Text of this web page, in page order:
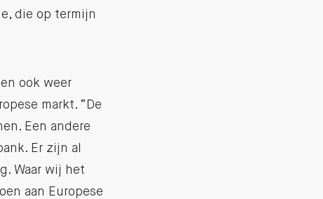
die op termijn
ook weer
markt. “De
Een andere
Er zijn al
Waar wij het
aan Europese